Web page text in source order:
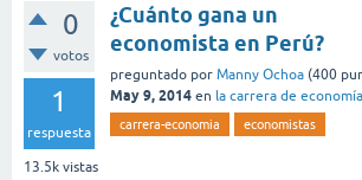
0
votos
1
respuesta
13.5k vistas
¿Cuánto gana un
economista en Perú?
preguntado por Manny Ochoa (400
May 9, 2014 en la carrera de economía
carrera-economia economistas